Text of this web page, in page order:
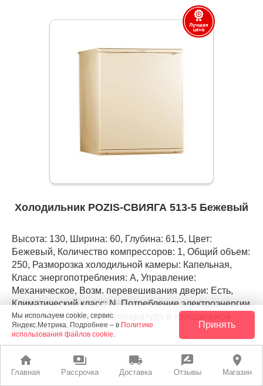
home
Главная
payments
Рассрочка
local_shipping
Доставка
rate_review
Отзывы
place
Магазин
Холодильник POZIS-СВИЯГА 513-5 Бежевый
Высота: 130, Ширина: 60, Глубина: 61,5, Цвет:
Бежевый, Количество компрессоров: 1, Общий объем:
250, Разморозка холодильной камеры: Капельная,
Класс энергопотребления: А, Управление:
Механическое, Возм. перевешивания двери: Есть,
Климатический класс: N, Потребление электроэнергии
в сутки: 0,45, Вес: 47, Температура в холодильной
камере: 0....10
ЛУЧШАЯ ЦЕНА РАССРОЧКА
Мы используем cookie, сервис
Яндекс.Метрика. Подробнее – в Политике
использования файлов cookie.
Принять